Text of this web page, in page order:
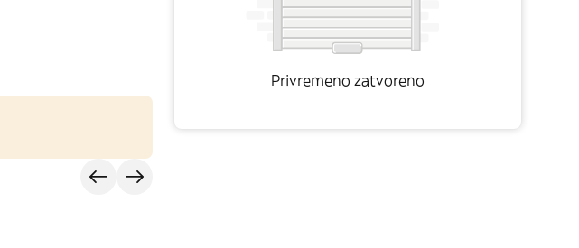
Privremeno zatvoreno